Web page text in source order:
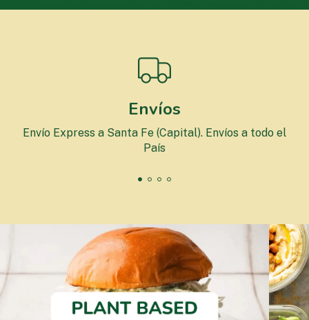
Envíos
Envío Express a Santa Fe (Capital). Envíos a todo el
País